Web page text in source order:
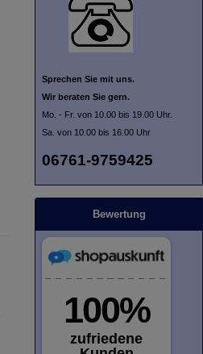
Sprechen Sie mit uns.
Wir beraten Sie gern.
Mo. - Fr. von 10.00 bis 19.00 Uhr.
Sa. von 10.00 bis 16.00 Uhr
06761-9759425
Bewertung